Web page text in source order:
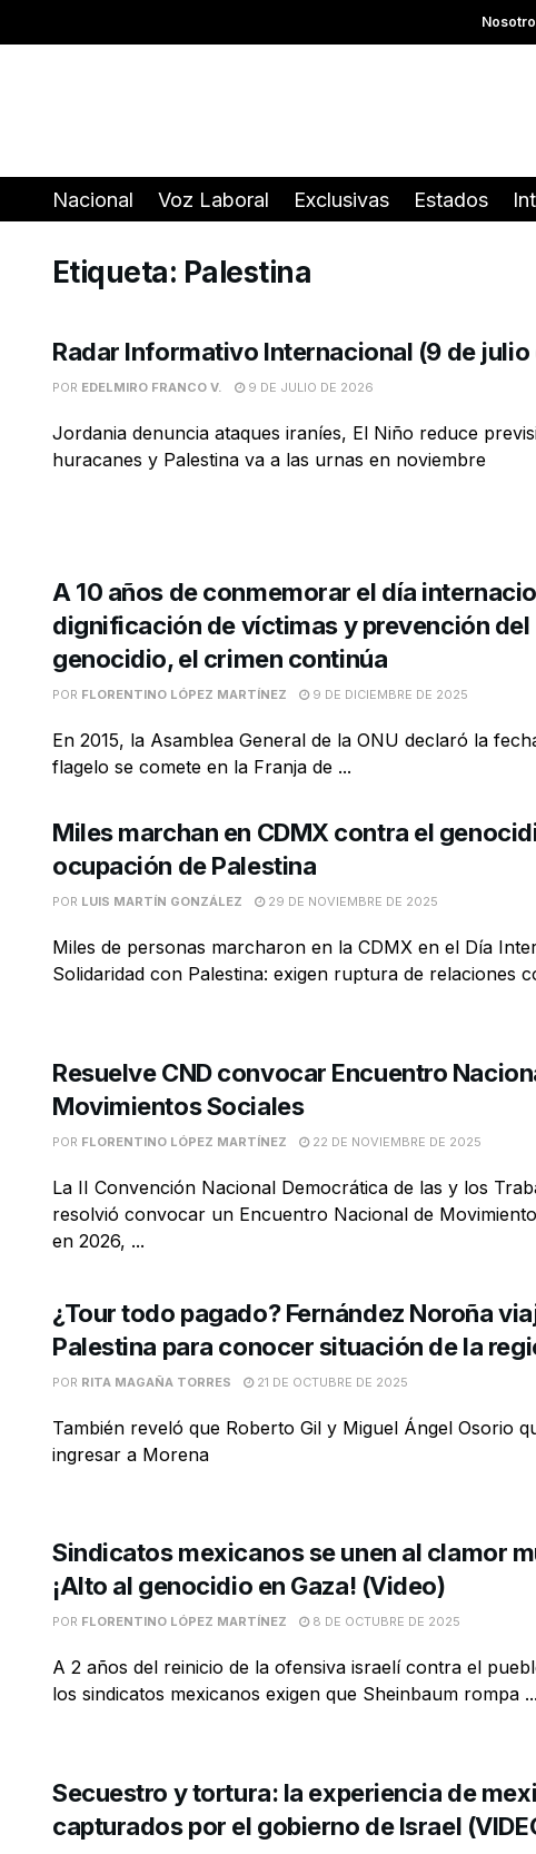
Nacional Voz Laboral Exclusivas Estados
Etiqueta: Palestina
Radar Informativo Internacional (9 de
POR EDELMIRO FRANCO V. 9 DE JULIO DE 2026
Jordania denuncia ataques iraníes, El Niño reduce
huracanes y Palestina va a las urnas en noviembre
A 10 años de conmemorar el día
dignificación de víctimas y prevención del
genocidio, el crimen continúa
POR FLORENTINO LÓPEZ MARTÍNEZ 9 DE DICIEMBRE DE 2025
En 2015, la Asamblea General de la ONU declaró la
flagelo se comete en la Franja de ...
Miles marchan en CDMX contra el
ocupación de Palestina
POR LUIS MARTÍN GONZÁLEZ 29 DE NOVIEMBRE DE 2025
Miles de personas marcharon en la CDMX en el Día
Solidaridad con Palestina: exigen ruptura de relaciones
Resuelve CND convocar Encuentro
Movimientos Sociales
POR FLORENTINO LÓPEZ MARTÍNEZ 22 DE NOVIEMBRE DE 2025
La II Convención Nacional Democrática de las y los
resolvió convocar un Encuentro Nacional de
en 2026, ...
¿Tour todo pagado? Fernández Noroña
Palestina para conocer situación de la
POR RITA MAGAÑA TORRES 21 DE OCTUBRE DE 2025
También reveló que Roberto Gil y Miguel Ángel Osorio
ingresar a Morena
Sindicatos mexicanos se unen al clamor
¡Alto al genocidio en Gaza! (Video)
POR FLORENTINO LÓPEZ MARTÍNEZ 8 DE OCTUBRE DE 2025
A 2 años del reinicio de la ofensiva israelí contra el
los sindicatos mexicanos exigen que Sheinbaum rompa ...
Secuestro y tortura: la experiencia de
capturados por el gobierno de Israel